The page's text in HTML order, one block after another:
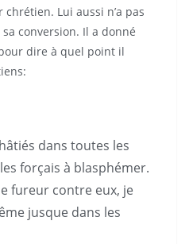
Lui aussi n’a pas
conversion. Il a donné
dire à quel point il
dans toutes les
forçais à blasphémer.
fureur contre eux, je
jusque dans les